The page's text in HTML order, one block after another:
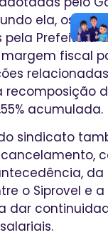
ela, os
pela Prefeitura
fiscal
recomposição
acumulada.
sindicato
da
o Siprovel e
dar